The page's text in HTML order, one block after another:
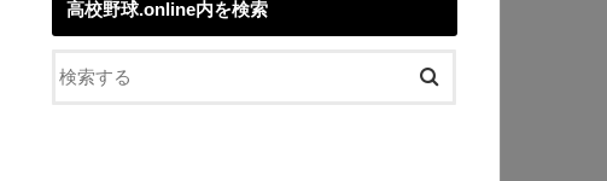
高校野球.online内を検索